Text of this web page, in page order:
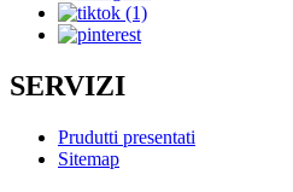
SERVIZI
Prudutti presentati
Sitemap